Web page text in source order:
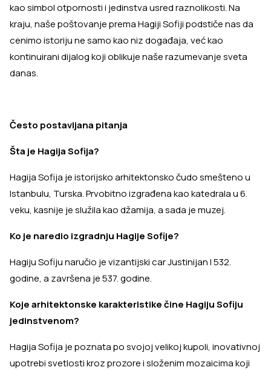
kao simbol otpornosti i jedinstva usred raznolikosti. Na
kraju, naše poštovanje prema Hagiji Sofiji podstiče nas da
cenimo istoriju ne samo kao niz događaja, već kao
kontinuirani dijalog koji oblikuje naše razumevanje sveta
danas.
Često postavljana pitanja
Šta je Hagija Sofija?
Hagija Sofija je istorijsko arhitektonsko čudo smešteno u
Istanbulu, Turska. Prvobitno izgrađena kao katedrala u 6.
veku, kasnije je služila kao džamija, a sada je muzej.
Ko je naredio izgradnju Hagije Sofije?
Hagiju Sofiju naručio je vizantijski car Justinijan I 532.
godine, a završena je 537. godine.
Koje arhitektonske karakteristike čine Hagiju Sofiju
jedinstvenom?
Hagija Sofija je poznata po svojoj velikoj kupoli, inovativnoj
upotrebi svetlosti kroz prozore i složenim mozaicima koji